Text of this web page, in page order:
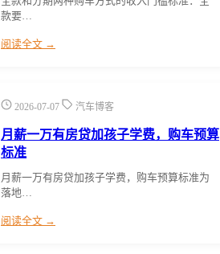
款要…
阅读全文 →
2026-07-07 汽车博客
月薪一万有房贷加孩子学费，购车预算
标准
月薪一万有房贷加孩子学费，购车预算标准为
落地…
阅读全文 →